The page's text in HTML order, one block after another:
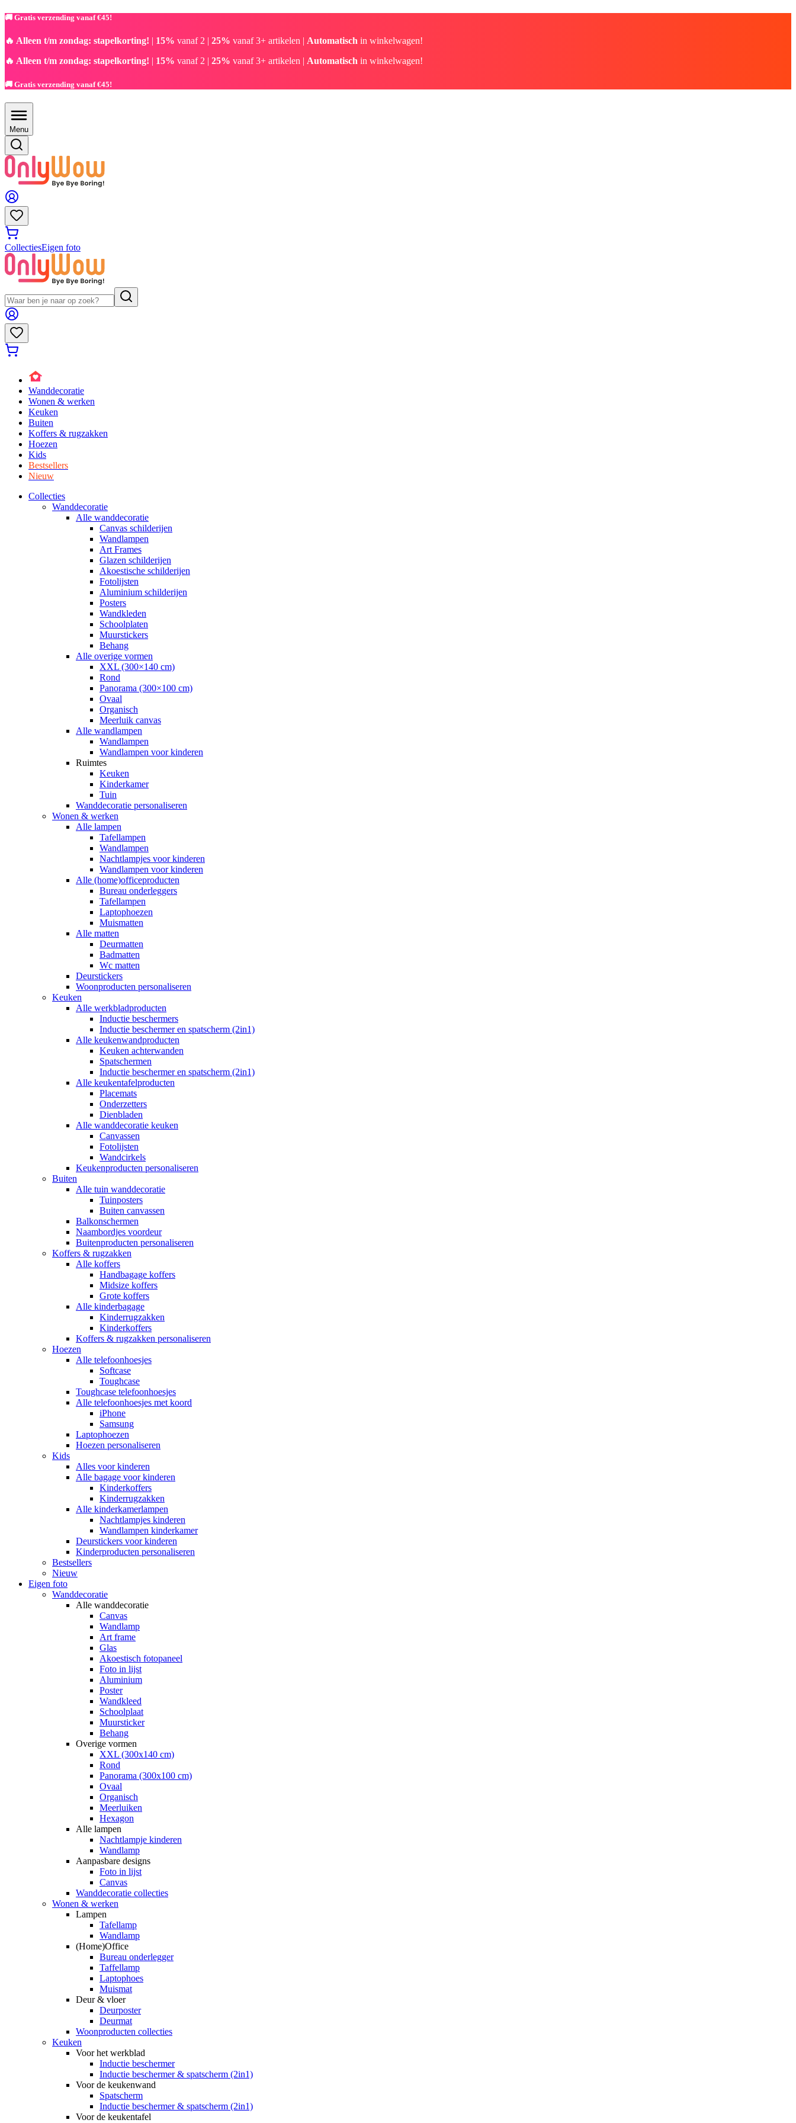
🚚 Gratis verzending vanaf €45!
🔥 Alleen t/m zondag: stapelkorting! | 15% vanaf 2 | 25% vanaf 3+ artikelen | Automatisch in winkelwagen!
🔥 Alleen t/m zondag: stapelkorting! | 15% vanaf 2 | 25% vanaf 3+ artikelen | Automatisch in winkelwagen!
🚚 Gratis verzending vanaf €45!
Menu
CollectiesEigen foto
Wanddecoratie
Wonen & werken
Keuken
Buiten
Koffers & rugzakken
Hoezen
Kids
Bestsellers
Nieuw
Collecties
Wanddecoratie
Alle wanddecoratie
Canvas schilderijen
Wandlampen
Art Frames
Glazen schilderijen
Akoestische schilderijen
Fotolijsten
Aluminium schilderijen
Posters
Wandkleden
Schoolplaten
Muurstickers
Behang
Alle overige vormen
XXL (300×140 cm)
Rond
Panorama (300×100 cm)
Ovaal
Organisch
Meerluik canvas
Alle wandlampen
Wandlampen
Wandlampen voor kinderen
Ruimtes
Keuken
Kinderkamer
Tuin
Wanddecoratie personaliseren
Wonen & werken
Alle lampen
Tafellampen
Wandlampen
Nachtlampjes voor kinderen
Wandlampen voor kinderen
Alle (home)officeproducten
Bureau onderleggers
Tafellampen
Laptophoezen
Muismatten
Alle matten
Deurmatten
Badmatten
Wc matten
Deurstickers
Woonproducten personaliseren
Keuken
Alle werkbladproducten
Inductie beschermers
Inductie beschermer en spatscherm (2in1)
Alle keukenwandproducten
Keuken achterwanden
Spatschermen
Inductie beschermer en spatscherm (2in1)
Alle keukentafelproducten
Placemats
Onderzetters
Dienbladen
Alle wanddecoratie keuken
Canvassen
Fotolijsten
Wandcirkels
Keukenproducten personaliseren
Buiten
Alle tuin wanddecoratie
Tuinposters
Buiten canvassen
Balkonschermen
Naambordjes voordeur
Buitenproducten personaliseren
Koffers & rugzakken
Alle koffers
Handbagage koffers
Midsize koffers
Grote koffers
Alle kinderbagage
Kinderrugzakken
Kinderkoffers
Koffers & rugzakken personaliseren
Hoezen
Alle telefoonhoesjes
Softcase
Toughcase
Toughcase telefoonhoesjes
Alle telefoonhoesjes met koord
iPhone
Samsung
Laptophoezen
Hoezen personaliseren
Kids
Alles voor kinderen
Alle bagage voor kinderen
Kinderkoffers
Kinderrugzakken
Alle kinderkamerlampen
Nachtlampjes kinderen
Wandlampen kinderkamer
Deurstickers voor kinderen
Kinderproducten personaliseren
Bestsellers
Nieuw
Eigen foto
Wanddecoratie
Alle wanddecoratie
Canvas
Wandlamp
Art frame
Glas
Akoestisch fotopaneel
Foto in lijst
Aluminium
Poster
Wandkleed
Schoolplaat
Muursticker
Behang
Overige vormen
XXL (300x140 cm)
Rond
Panorama (300x100 cm)
Ovaal
Organisch
Meerluiken
Hexagon
Alle lampen
Nachtlampje kinderen
Wandlamp
Aanpasbare designs
Foto in lijst
Canvas
Wanddecoratie collecties
Wonen & werken
Lampen
Tafellamp
Wandlamp
(Home)Office
Bureau onderlegger
Taffellamp
Laptophoes
Muismat
Deur & vloer
Deurposter
Deurmat
Woonproducten collecties
Keuken
Voor het werkblad
Inductie beschermer
Inductie beschermer & spatscherm (2in1)
Voor de keukenwand
Spatscherm
Inductie beschermer & spatscherm (2in1)
Voor de keukentafel